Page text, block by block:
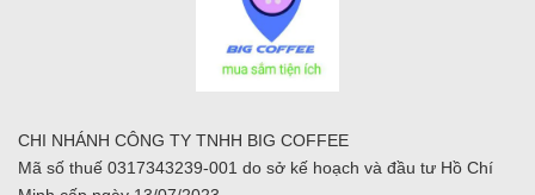
CHI NHÁNH CÔNG TY TNHH BIG COFFEE
Mã số thuế 0317343239-001 do sở kế hoạch và đầu tư Hồ Chí